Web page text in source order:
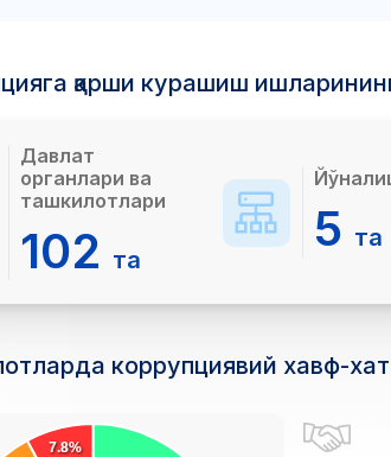
қарши курашиш
Давлат
органлари ва
ташкилотлари
102 та
5 та
коррупциявий хавф-
7.8%